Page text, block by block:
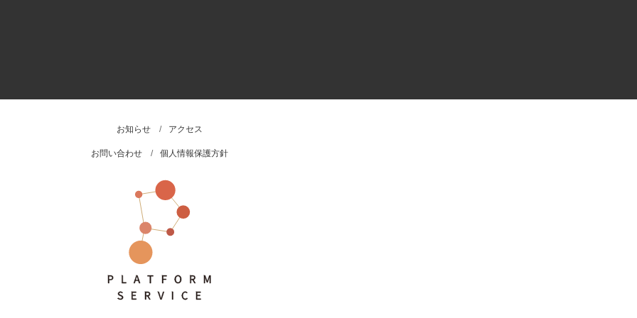
お知らせ アクセス
お問い合わせ 個人情報保護方針